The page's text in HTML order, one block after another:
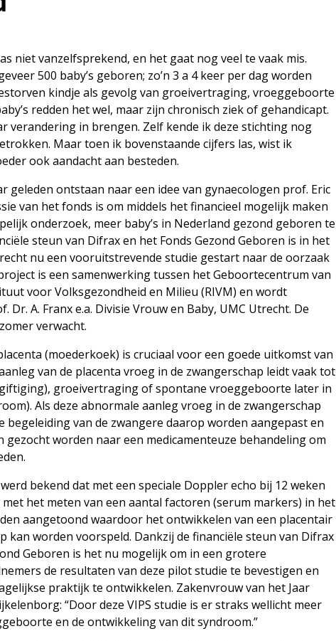
niet vanzelfsprekend, en het gaat nog veel te vaak mis.
500 baby’s geboren; zo’n 3 a 4 keer per dag worden
kindje als gevolg van groeivertraging, vroeggeboorte
redden het wel, maar zijn chronisch ziek of gehandicapt.
verandering in brengen. Zelf kende ik deze stichting nog
Maar toen ik bovenstaande cijfers las, wist ik
ook aandacht aan besteden.
geleden ontstaan naar een idee van gynaecologen prof. Eric
van het fonds is om middels het financieel mogelijk maken
onderzoek, meer baby’s in Nederland gezond geboren te
steun van Difrax en het Fonds Gezond Geboren is in het
nu een vooruitstrevende studie gestart naar de oorzaak
is een samenwerking tussen het Geboortecentrum van
voor Volksgezondheid en Milieu (RIVM) en wordt
Dr. A. Franx e.a. Divisie Vrouw en Baby, UMC Utrecht. De
verwacht.
(moederkoek) is cruciaal voor een goede uitkomst van
van de placenta vroeg in de zwangerschap leidt vaak tot
groeivertraging of spontane vroeggeboorte later in
Als deze abnormale aanleg vroeg in de zwangerschap
begeleiding van de zwangere daarop worden aangepast en
worden naar een medicamenteuze behandeling om
bekend dat met een speciale Doppler echo bij 12 weken
het meten van een aantal factoren (serum markers) in het
aangetoond waardoor het ontwikkelen van een placentair
kan worden voorspeld. Dankzij de financiële steun van Difrax
Geboren is het nu mogelijk om in een grotere
de resultaten van deze pilot studie te bevestigen en
praktijk te ontwikkelen. Zakenvrouw van het Jaar
“Door deze VIPS studie is er straks wellicht meer
en de ontwikkeling van dit syndroom.”